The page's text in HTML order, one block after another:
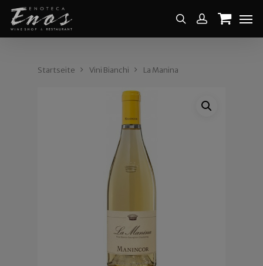
Startseite Vini Bianchi La Manina